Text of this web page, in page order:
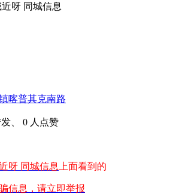
呀 同城信息
喀普其克南路
、 0 人点赞
呀 同城信息 上面看到的
信息，请立即举报